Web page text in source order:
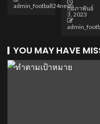
admin_football24newsกุมภาพันธ์
3, 2023
YOU MAY HAVE